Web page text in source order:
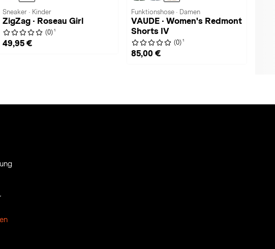
Sneaker · Kinder
ZigZag · Roseau Girl
(0) 1
49,95 €
Funktionshose · Damen
VAUDE · Women's Redmont
Shorts IV
(0) 1
85,00 €